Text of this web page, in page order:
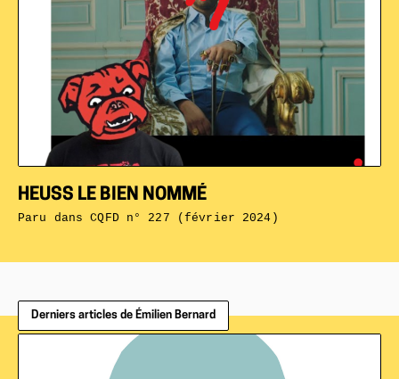
HEUSS LE BIEN NOMMÉ
Paru dansCQFD n° 227 (février 2024)
Derniers articles de Émilien Bernard